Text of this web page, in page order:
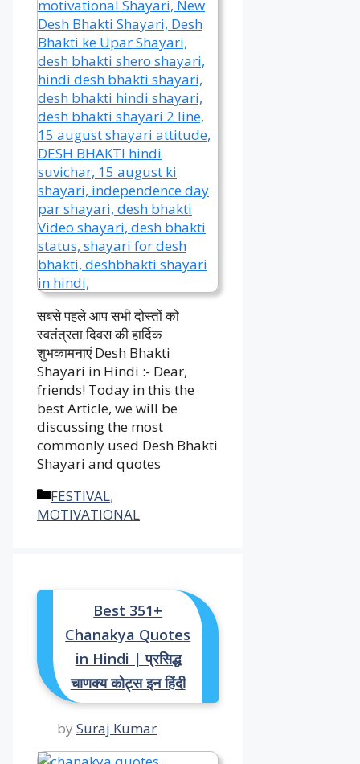
सबसे पहले आप सभी दोस्तों को
स्वतंत्रता दिवस की हार्दिक
शुभकामनाएं Desh Bhakti
Shayari in Hindi :- Dear,
friends! Today in this the
best Article, we will be
discussing the most
commonly used Desh Bhakti
Shayari and quotes
Categories
FESTIVAL,
MOTIVATIONAL
Best 351+
Chanakya Quotes
in Hindi | प्रसिद्ध
चाणक्य कोट्स इन हिंदी
by Suraj Kumar